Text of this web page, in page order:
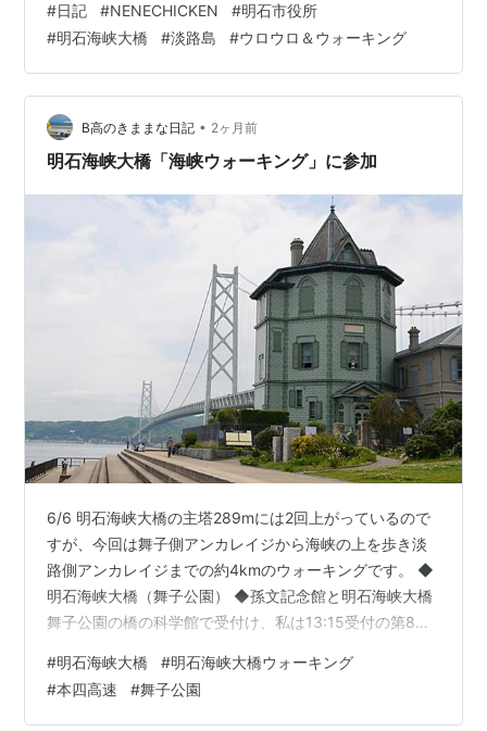
初めてのお店に入ってみました😄 『NENE CHICKEN』
韓国で大人気のようですね 平日なのであまりお客さんは
いなくてゆっくり出来ました （少しわかりにくい所にあ
ります） キンパとトッポギのセットを～～😍 キンパ美味
しかったです トッポギは辛くて でも美味…
#日記 #NENECHICKEN #明石市役所
#明石海峡大橋 #淡路島 #ウロウロ＆ウォーキング
B高のきままな日記 • 2ヶ月前
明石海峡大橋「海峡ウォーキング」に参加
6/6 明石海峡大橋の主塔289mには2回上がっているので
すが、今回は舞子側アンカレイジから海峡の上を歩き淡
路側アンカレイジまでの約4kmのウォーキングです。 ◆
明石海峡大橋（舞子公園） ◆孫文記念館と明石海峡大橋
舞子公園の橋の科学館で受付け、私は13:15受付の第8班
1200～1300名くらいだったのかな？と。 ◆受付でゼッ
ケンほかの配布物を受け取る 以下、経過を時間軸で紹介
します。 ◆1時間前受付けの6班の方々の集合風景 階段を
#明石海峡大橋 #明石海峡大橋ウォーキング
#本四高速 #舞子公園